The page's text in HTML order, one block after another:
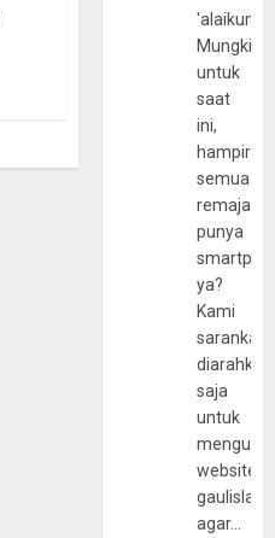
Mungkin
untuk
saat
ini,
hampir
semua
remaja
punya
ya?
Kami
sarankan,
diarahkan
saja
untuk
website
agar…